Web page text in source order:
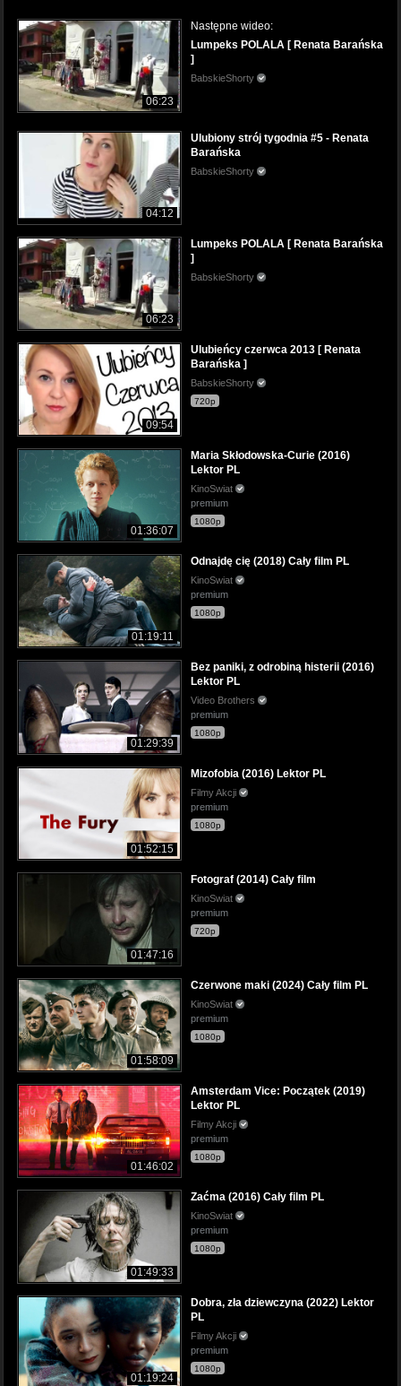
06:23
Następne wideo:
Lumpeks POLALA [ Renata Barańska
]
BabskieShorty
04:12
Ulubiony strój tygodnia #5 - Renata
Barańska
BabskieShorty
06:23
Lumpeks POLALA [ Renata Barańska
]
BabskieShorty
09:54
Ulubieńcy czerwca 2013 [ Renata
Barańska ]
BabskieShorty
720p
01:36:07
Maria Skłodowska-Curie (2016)
Lektor PL
KinoSwiat
premium
1080p
01:19:11
Odnajdę cię (2018) Cały film PL
KinoSwiat
premium
1080p
01:29:39
Bez paniki, z odrobiną histerii (2016)
Lektor PL
Video Brothers
premium
1080p
01:52:15
Mizofobia (2016) Lektor PL
Filmy Akcji
premium
1080p
01:47:16
Fotograf (2014) Cały film
KinoSwiat
premium
720p
01:58:09
Czerwone maki (2024) Cały film PL
KinoSwiat
premium
1080p
01:46:02
Amsterdam Vice: Początek (2019)
Lektor PL
Filmy Akcji
premium
1080p
01:49:33
Zaćma (2016) Cały film PL
KinoSwiat
premium
1080p
01:19:24
Dobra, zła dziewczyna (2022) Lektor
PL
Filmy Akcji
premium
1080p